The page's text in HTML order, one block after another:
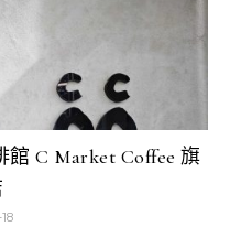
C Market Coffee 旗